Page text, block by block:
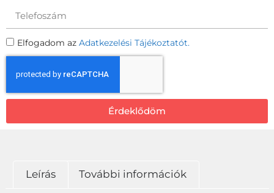
Elfogadom az Adatkezelési Tájékoztatót.
Érdeklődöm
Leírás További információk